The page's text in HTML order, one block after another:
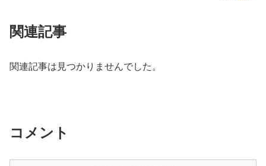
関連記事
関連記事は見つかりませんでした。
コメント